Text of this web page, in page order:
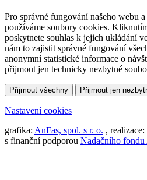
Pro správné fungování našeho webu
používáme soubory cookies.
poskytnete souhlas k jejich ukládání
nám to zajistit správné fungování
anonymní statistické informace o
přijmout jen technicky nezbytné
Přijmout všechny Přijmout jen
Nastavení cookies
grafika: AnFas, spol. s r. o. , realizace:
s finanční podporou Nadačního fondu